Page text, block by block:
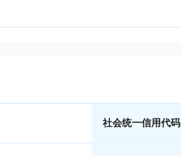
社会统一信用代码